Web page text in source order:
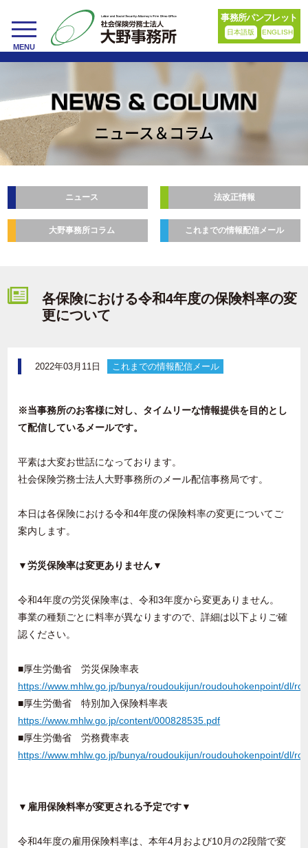
toggle
navigation
MENU
事務所パンフレット
日本語版 ENGLISH
ニュース＆コラム
ニュース 法改正情報
大野事務所コラム これまでの情報配信メール
各保険における令和4年度の保険料率の変
更について
2022年03月11日 これまでの情報配信メール
※当事務所のお客様に対し、タイムリーな情報提供を目的とし
て配信しているメールです。
平素は大変お世話になっております。
社会保険労務士法人大野事務所のメール配信事務局です。
本日は各保険における令和4年度の保険料率の変更についてご
案内します。
▼労災保険率は変更ありません▼
令和4年度の労災保険率は、令和3年度から変更ありません。
事業の種類ごとに料率が異なりますので、詳細は以下よりご確
認ください。
■厚生労働省 労災保険率表
https://www.mhlw.go.jp/bunya/roudoukijun/roudouhokenpoint/dl/
■厚生労働省 特別加入保険料率表
https://www.mhlw.go.jp/content/000828535.pdf
■厚生労働省 労務費率表
https://www.mhlw.go.jp/bunya/roudoukijun/roudouhokenpoint/dl/
▼雇用保険料率が変更される予定です▼
令和4年度の雇用保険料率は、本年4月および10月の2段階で変